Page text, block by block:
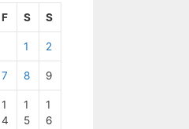
F S S
1 2
7 8 9
1
4
1
5
1
6